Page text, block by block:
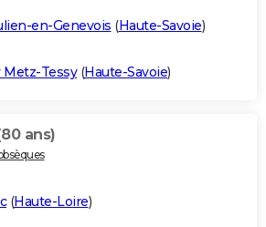
en-Genevois (Haute-Savoie)
Metz-Tessy(Haute-Savoie)
ans)
(Haute-Loire)